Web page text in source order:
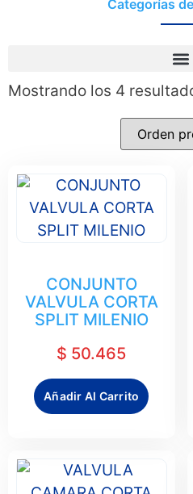
Mostrando los 4
CONJUNTO
VALVULA CORTA
SPLIT MILENIO
$ 50.465
Añadir Al Carrito
Categorías